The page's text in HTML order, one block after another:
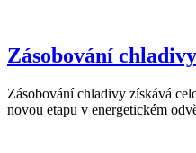
Zásobování chladivy
Zásobování chladivy získává
novou etapu v energetickém